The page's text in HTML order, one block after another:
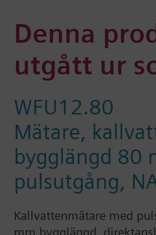
Denna
utgått ur
WFU12.80
Mätare,
bygglängd 80
pulsutgång,
Kallvattenmätare med